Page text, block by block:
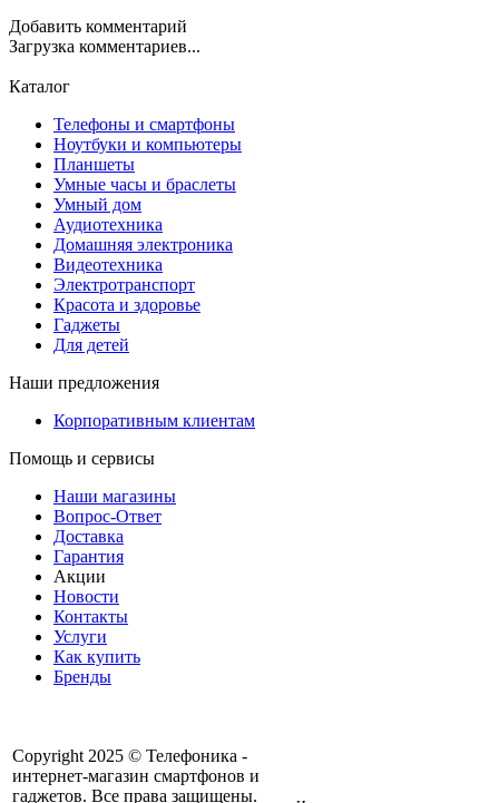
Добавить комментарий
Загрузка комментариев...
Каталог
Телефоны и смартфоны
Ноутбуки и компьютеры
Планшеты
Умные часы и браслеты
Умный дом
Аудиотехника
Домашняя электроника
Видеотехника
Электротранспорт
Красота и здоровье
Гаджеты
Для детей
Наши предложения
Корпоративным клиентам
Помощь и сервисы
Наши магазины
Вопрос-Ответ
Доставка
Гарантия
Акции
Новости
Контакты
Услуги
Как купить
Бренды
Copyright 2025 © Телефоника -
интернет-магазин смартфонов и
гаджетов. Все права защищены.